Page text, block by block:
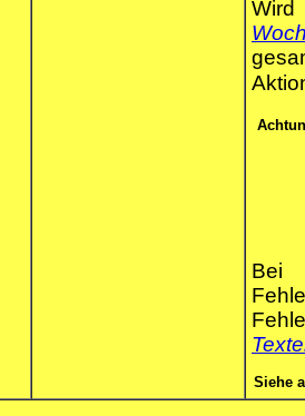
Bei
Siehe